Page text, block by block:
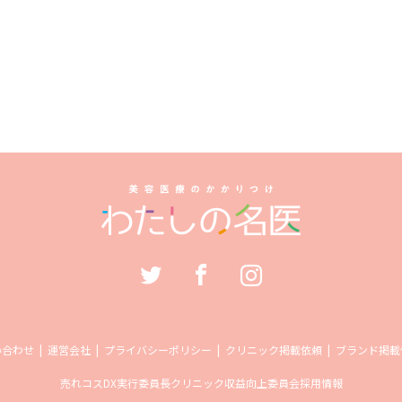
わせ 運営会社 プライバシーポリシー クリニック掲載依頼 ブランド掲
売れコスDX実行委員長クリニック収益向上委員会採用情報